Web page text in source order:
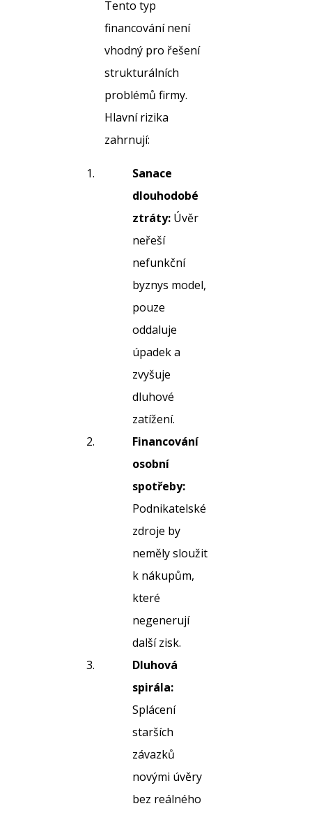
Tento typ
financování není
vhodný pro řešení
strukturálních
problémů firmy.
Hlavní rizika
zahrnují:
Sanace
dlouhodobé
ztráty: Úvěr
neřeší
nefunkční
byznys model,
pouze
oddaluje
úpadek a
zvyšuje
dluhové
zatížení.
Financování
osobní
spotřeby:
Podnikatelské
zdroje by
neměly sloužit
k nákupům,
které
negenerují
další zisk.
Dluhová
spirála:
Splácení
starších
závazků
novými úvěry
bez reálného